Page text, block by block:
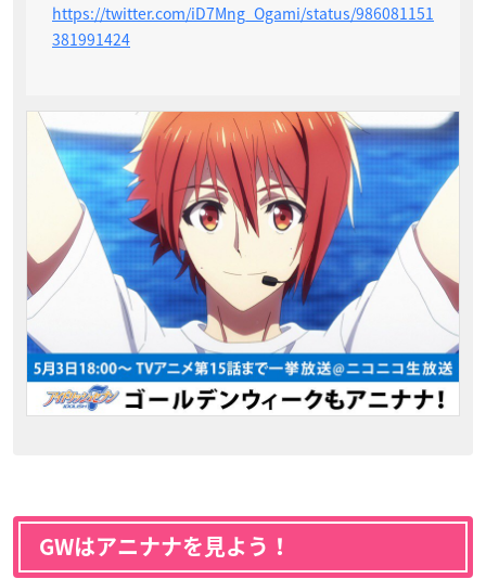
https://twitter.com/iD7Mng_Ogami/status/986081151
381991424
GWはアニナナを見よう！